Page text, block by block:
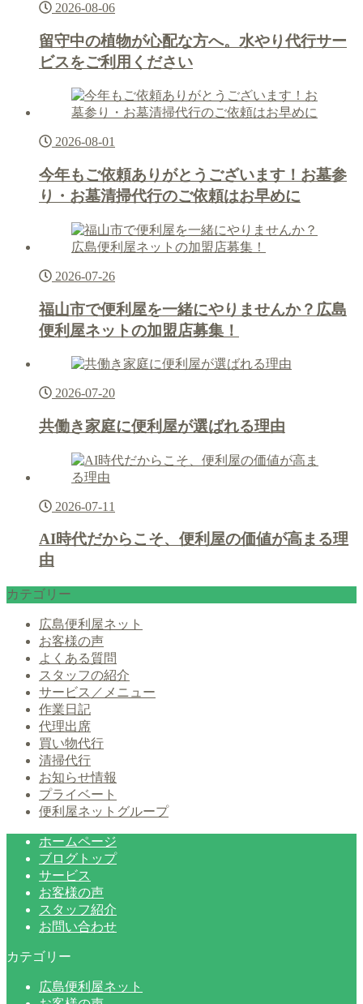
2026-08-06
留守中の植物が心配な方へ。水やり代行サー
ビスをご利用ください
2026-08-01
今年もご依頼ありがとうございます！お墓参
り・お墓清掃代行のご依頼はお早めに
2026-07-26
福山市で便利屋を一緒にやりませんか？広島
便利屋ネットの加盟店募集！
2026-07-20
共働き家庭に便利屋が選ばれる理由
2026-07-11
AI時代だからこそ、便利屋の価値が高まる理
由
カテゴリー
広島便利屋ネット
お客様の声
よくある質問
スタッフの紹介
サービス／メニュー
作業日記
代理出席
買い物代行
清掃代行
お知らせ情報
プライベート
便利屋ネットグループ
ホームページ
ブログトップ
サービス
お客様の声
スタッフ紹介
お問い合わせ
カテゴリー
広島便利屋ネット